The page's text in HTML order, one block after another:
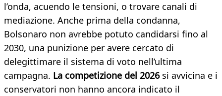
l’onda, acuendo le tensioni, o trovare canali di
mediazione. Anche prima della condanna,
Bolsonaro non avrebbe potuto candidarsi fino al
2030, una punizione per avere cercato di
delegittimare il sistema di voto nell’ultima
campagna. La competizione del 2026 si avvicina e i
conservatori non hanno ancora indicato il